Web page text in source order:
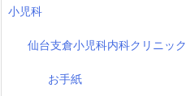
小児科
仙台支倉小児科内科クリニック
お手紙